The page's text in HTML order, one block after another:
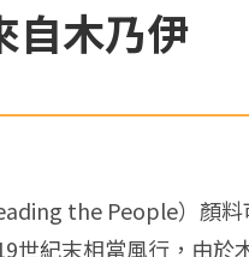
自木乃伊
the People）顏料
紀末相當風行，由於